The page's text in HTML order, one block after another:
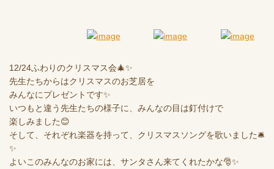
12/24ふわりのクリスマス会🎄✨
先生たちからはクリスマスのお芝居を
みんなにプレゼントです✨
いつもと違う先生たちの様子に、みんなの目は釘付けで
楽しみました😊
そして、それぞれ楽器を持って、クリスマスソングを歌いました🛎️
✨
よいこのみんなのお家には、サンタさん来てくれたかな🎅✨